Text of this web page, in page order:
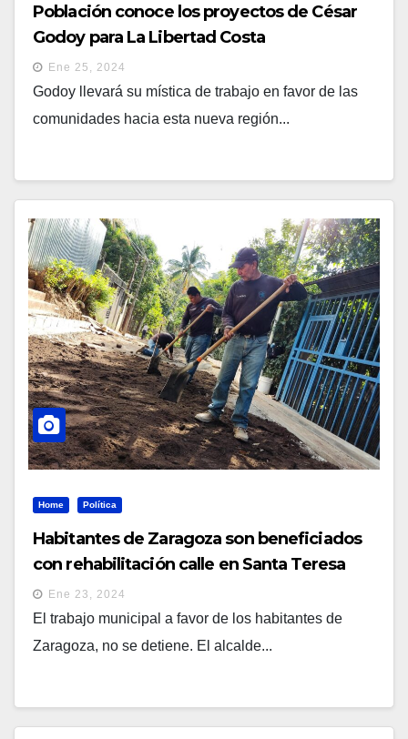
Población conoce los proyectos de César
Godoy para La Libertad Costa
Ene 25, 2024
Godoy llevará su mística de trabajo en favor de las
comunidades hacia esta nueva región...
Home Política
Habitantes de Zaragoza son beneficiados
con rehabilitación calle en Santa Teresa
Ene 23, 2024
El trabajo municipal a favor de los habitantes de
Zaragoza, no se detiene. El alcalde...